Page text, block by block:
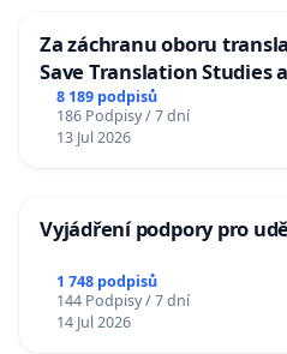
Za záchranu oboru
Save Translation Studies
Charles University
8 189 podpisů
186 Podpisy / 7 dní
13 Jul 2026
Vyjádření podpory pro
1 748 podpisů
144 Podpisy / 7 dní
14 Jul 2026